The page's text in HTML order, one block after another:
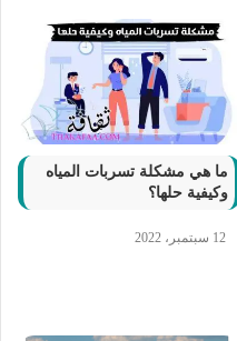
ما هي مشكلة تسربات المياه
وكيفية حلها؟
12 سبتمبر، 2022